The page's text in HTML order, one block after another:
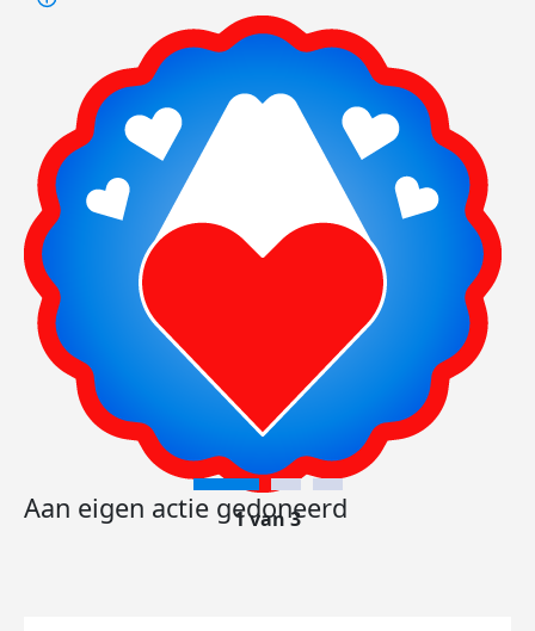
Aan eigen actie gedoneerd
1 van 3